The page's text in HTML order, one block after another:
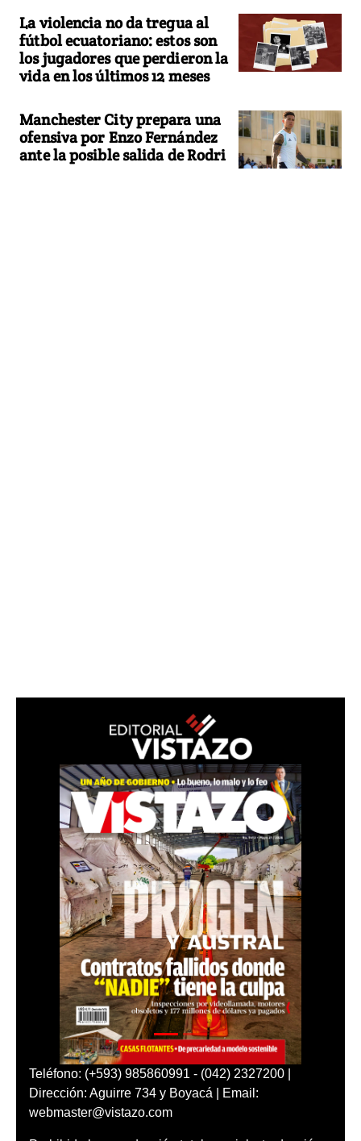
La violencia no da tregua al
fútbol ecuatoriano: estos son
los jugadores que perdieron la
vida en los últimos 12 meses
Manchester City prepara una
ofensiva por Enzo Fernández
ante la posible salida de Rodri
Teléfono: (+593) 985860991 - (042) 2327200 |
Dirección: Aguirre 734 y Boyacá | Email:
webmaster@vistazo.com